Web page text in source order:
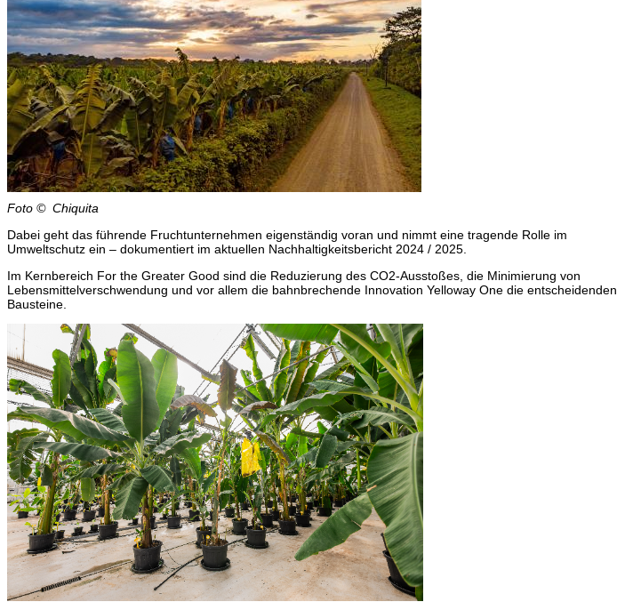
Foto © Chiquita
Dabei geht das führende Fruchtunternehmen eigenständig voran und nimmt eine tragende Rolle im
Umweltschutz ein – dokumentiert im aktuellen Nachhaltigkeitsbericht 2024 / 2025.
Im Kernbereich For the Greater Good sind die Reduzierung des CO2-Ausstoßes, die Minimierung von
Lebensmittelverschwendung und vor allem die bahnbrechende Innovation Yelloway One die entscheidenden
Bausteine.